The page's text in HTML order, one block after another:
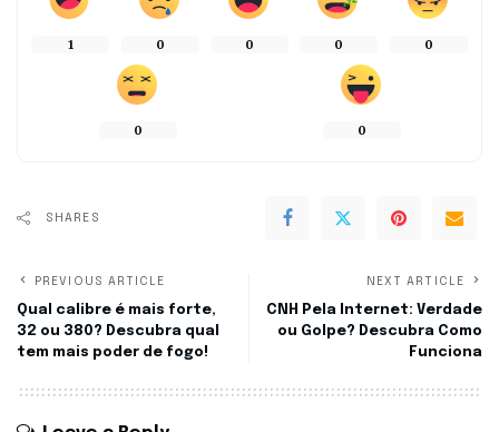
1 0 0 0 0
0 0
SHARES
PREVIOUS ARTICLE
Qual calibre é mais forte,
32 ou 380? Descubra qual
tem mais poder de fogo!
NEXT ARTICLE
CNH Pela Internet: Verdade
ou Golpe? Descubra Como
Funciona